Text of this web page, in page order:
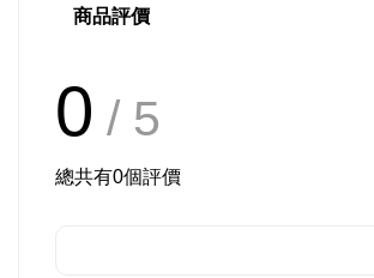
商品評價
0 / 5
總共有0個評價